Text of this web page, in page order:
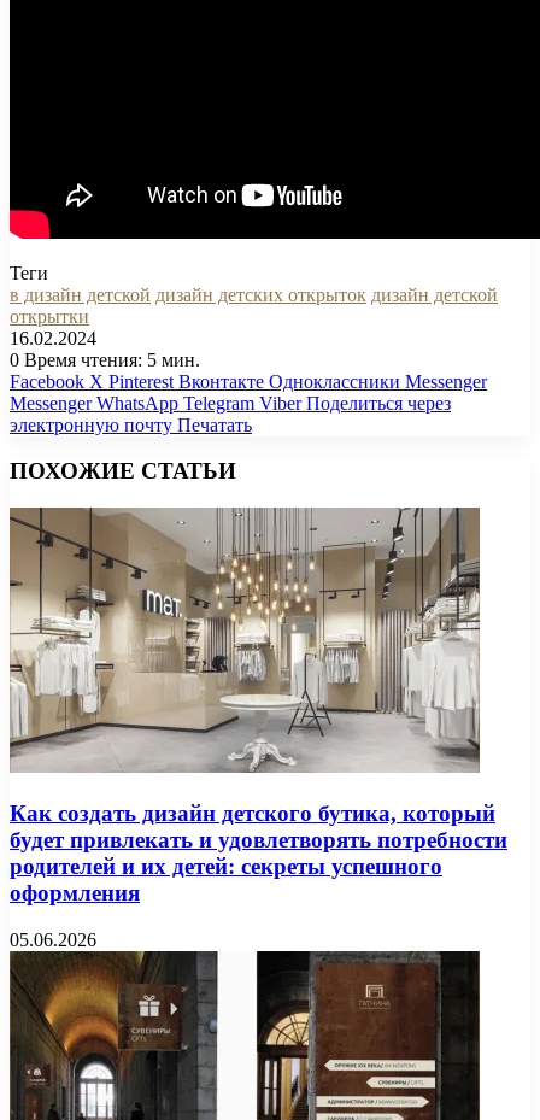
Теги
в дизайн детской дизайн детских открыток дизайн детской
открытки
16.02.2024
0 Время чтения: 5 мин.
Facebook X Pinterest Вконтакте Одноклассники Messenger
Messenger WhatsApp Telegram Viber Поделиться через
электронную почту Печатать
ПОХОЖИЕ СТАТЬИ
Как создать дизайн детского бутика, который
будет привлекать и удовлетворять потребности
родителей и их детей: секреты успешного
оформления
05.06.2026